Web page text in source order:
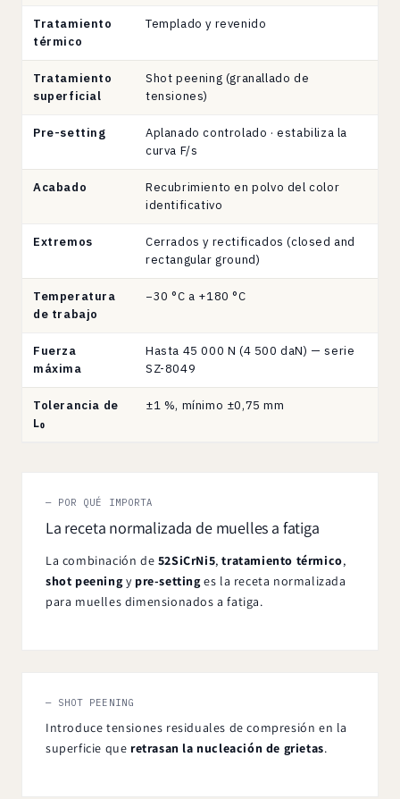
Tratamiento
térmico
Templado y revenido
Tratamiento
superficial
Shot peening (granallado de
tensiones)
Pre-setting
Aplanado controlado · estabiliza la
curva F/s
Acabado
Recubrimiento en polvo del color
identificativo
Extremos
Cerrados y rectificados (closed and
rectangular ground)
Temperatura
de trabajo
−30 °C a +180 °C
Fuerza
máxima
Hasta 45 000 N (4 500 daN) — serie
SZ-8049
Tolerancia de
L₀
±1 %, mínimo ±0,75 mm
— POR QUÉ IMPORTA
La receta normalizada de muelles a fatiga
La combinación de 52SiCrNi5,tratamiento térmico,
shot peening y pre-setting es la receta normalizada
para muelles dimensionados a fatiga.
— SHOT PEENING
Introduce tensiones residuales de compresión en la
superficie que retrasan la nucleación de grietas.